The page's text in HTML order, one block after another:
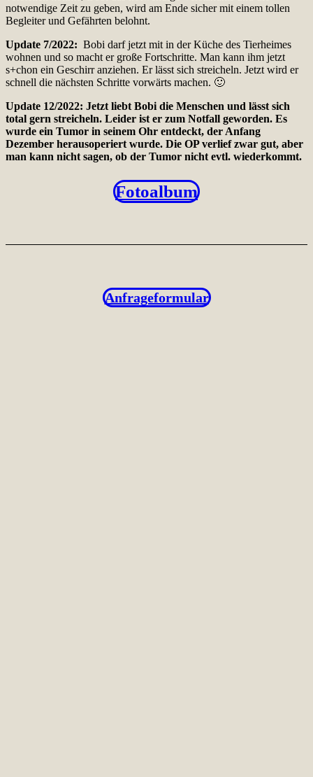
notwendige Zeit zu geben, wird am Ende sicher mit einem tollen
Begleiter und Gefährten belohnt.
Update 7/2022: Bobi darf jetzt mit in der Küche des Tierheimes
wohnen und so macht er große Fortschritte. Man kann ihm jetzt
s+chon ein Geschirr anziehen. Er lässt sich streicheln. Jetzt wird er
schnell die nächsten Schritte vorwärts machen. 🙂
Update 12/2022: Jetzt liebt Bobi die Menschen und lässt sich
total gern streicheln. Leider ist er zum Notfall geworden. Es
wurde ein Tumor in seinem Ohr entdeckt, der Anfang
Dezember herausoperiert wurde. Die OP verlief zwar gut, aber
man kann nicht sagen, ob der Tumor nicht evtl. wiederkommt.
Fotoalbum
Anfrageformular